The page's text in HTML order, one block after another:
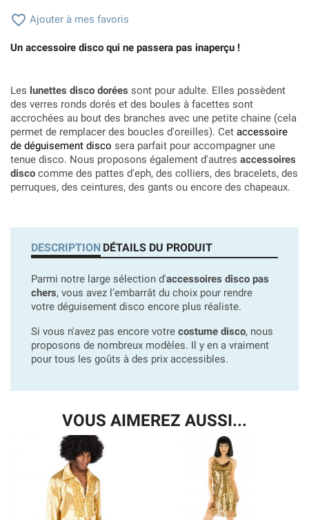
 Ajouter à mes favoris
Un accessoire disco qui ne passera pas inaperçu !
Les lunettes disco dorées sont pour adulte. Elles possèdent
des verres ronds dorés et des boules à facettes sont
accrochées au bout des branches avec une petite chaine (cela
permet de remplacer des boucles d'oreilles). Cet accessoire
de déguisement disco sera parfait pour accompagner une
tenue disco. Nous proposons également d'autres accessoires
disco comme des pattes d'eph, des colliers, des bracelets, des
perruques, des ceintures, des gants ou encore des chapeaux.
DESCRIPTION DÉTAILS DU PRODUIT
Parmi notre large sélection d'accessoires disco pas
chers, vous avez l’embarrât du choix pour rendre
votre déguisement disco encore plus réaliste.
Si vous n'avez pas encore votre costume disco, nous
proposons de nombreux modèles. Il y en a vraiment
pour tous les goûts à des prix accessibles.
VOUS AIMEREZ AUSSI...